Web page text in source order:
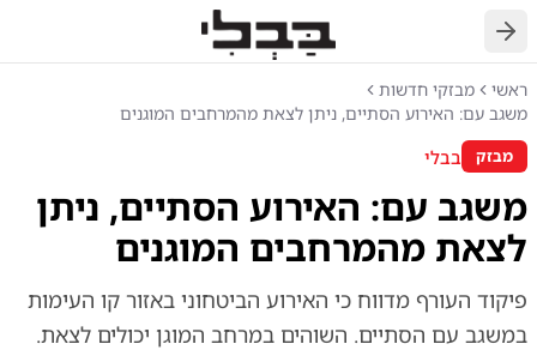
חזרה
ראשי
מבזקי חדשות
משגב עם: האירוע הסתיים, ניתן לצאת מהמרחבים המוגנים
מבזק בבלי
משגב עם: האירוע הסתיים, ניתן
לצאת מהמרחבים המוגנים
פיקוד העורף מדווח כי האירוע הביטחוני באזור קו העימות
במשגב עם הסתיים. השוהים במרחב המוגן יכולים לצאת.